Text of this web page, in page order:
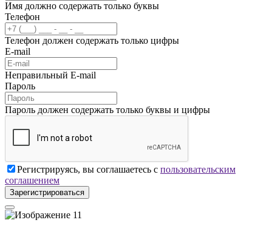
Имя должно содержать только буквы
Телефон
Телефон должен содержать только цифры
E-mail
Неправильный E-mail
Пароль
Пароль должен содержать только буквы и цифры
Регистрируясь, вы соглашаетесь с пользовательским
соглашением
Зарегистрироваться